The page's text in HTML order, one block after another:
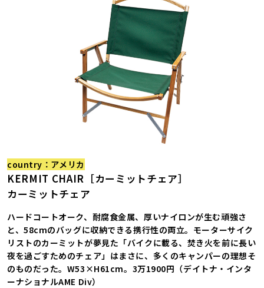
country：アメリカ
KERMIT CHAIR［カーミットチェア］
カーミットチェア
ハードコートオーク、耐腐食金属、厚いナイロンが生む頑強さ
と、58cmのバッグに収納できる携行性の両立。モーターサイク
リストのカーミットが夢見た「バイクに載る、焚き火を前に長い
夜を過ごすためのチェア」はまさに、多くのキャンパーの理想そ
のものだった。W53×H61cm。3万1900円（デイトナ・インタ
ーナショナルAME Div）